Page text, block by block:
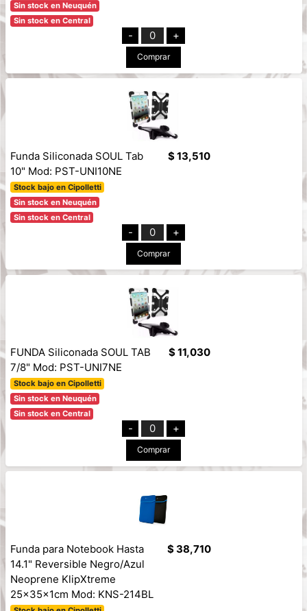
Sin stock en Neuquén
Sin stock en Central
- 0 +
Comprar
Funda Siliconada SOUL Tab
10" Mod: PST-UNI10NE
Stock bajo en Cipolletti
Sin stock en Neuquén
Sin stock en Central
$ 13,510
- 0 +
Comprar
FUNDA Siliconada SOUL TAB
7/8" Mod: PST-UNI7NE
Stock bajo en Cipolletti
Sin stock en Neuquén
Sin stock en Central
$ 11,030
- 0 +
Comprar
Funda para Notebook Hasta
14.1" Reversible Negro/Azul
Neoprene KlipXtreme
25x35x1cm Mod: KNS-214BL
$ 38,710